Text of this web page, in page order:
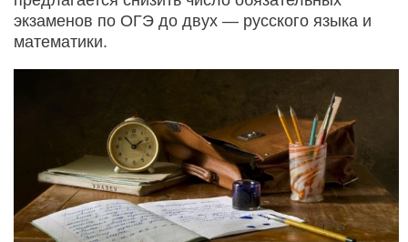
экзаменов по ОГЭ до двух — русского языка и
математики.